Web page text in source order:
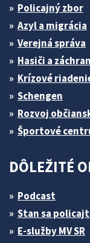
Policajný zbor
Azyl a migrácia
Verejná správa
Hasiči a
Krízové
Schengen
Rozvoj
Športové
DÔLEŽITÉ
Podcast
Stan sa
E-služby MV SR